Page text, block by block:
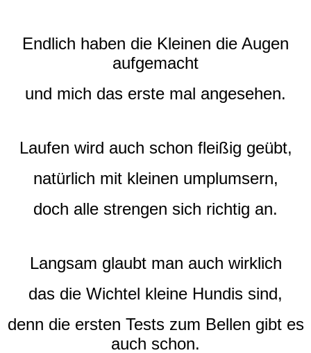
Endlich haben die Kleinen die Augen
aufgemacht
und mich das erste mal angesehen.
Laufen wird auch schon fleißig geübt,
natürlich mit kleinen umplumsern,
doch alle strengen sich richtig an.
Langsam glaubt man auch wirklich
das die Wichtel kleine Hundis sind,
denn die ersten Tests zum Bellen gibt es
auch schon.